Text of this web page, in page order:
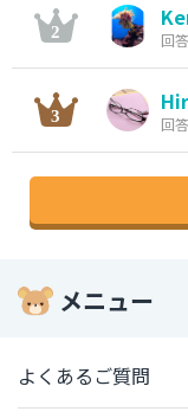
回
回
メニュー
よくあるご質問